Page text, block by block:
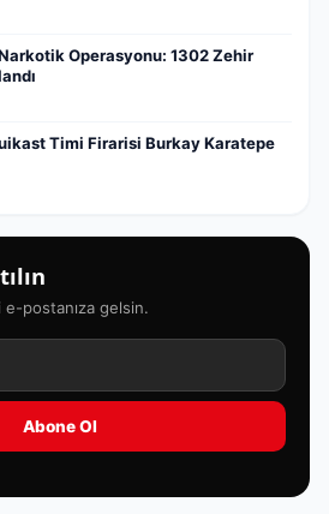
Operasyonu: 1302 Zehir
Timi Firarisi Burkay Karatepe
postanıza gelsin.
Abone Ol